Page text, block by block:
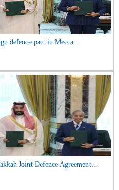
defence pact in Mecca...
Joint Defence Agreement...